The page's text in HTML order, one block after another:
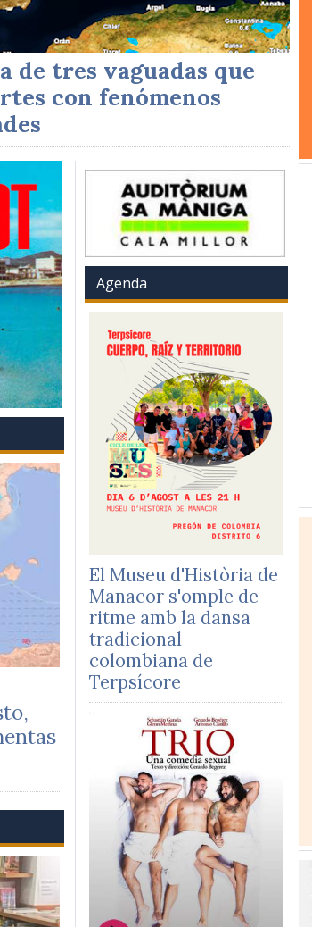
de tres vaguadas que
con fenómenos
Agenda
El Museu d'Història de
Manacor s'omple de
ritme amb la dansa
tradicional
colombiana de
Terpsícore